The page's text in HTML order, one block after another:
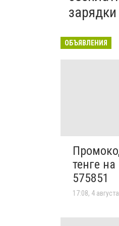
зарядки
ОБЪЯВЛЕНИЯ
тенге
575851
17:08, 4 августа